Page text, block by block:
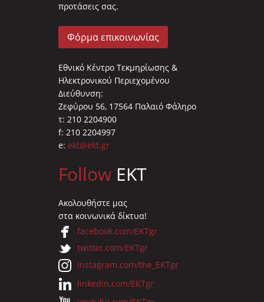
προτάσεις σας.
Φόρμα επικοινωνίας
Εθνικό Κέντρο Τεκμηρίωσης &
Ηλεκτρονικού Περιεχομένου
Διεύθυνση:
Ζεφύρου 56, 17564 Παλαιό Φάληρο
τ: 210 2204900
f: 210 2204997
e: ekt@ekt.gr
Follow EKT
Ακολουθήστε μας
στα κοινωνικά δίκτυα!
facebook.com/EKTgr
twitter.com/EKTgr
instagram.com/the_EKTgr
linkedin.com/EKTgr